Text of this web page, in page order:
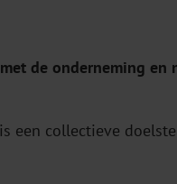
de onderneming en
een collectieve